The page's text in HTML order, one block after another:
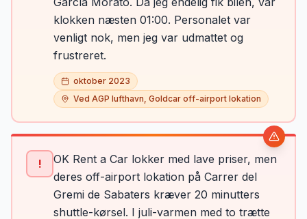
klokken næsten 01:00. Personalet var
venligt nok, men jeg var udmattet og
frustreret.
oktober 2023
Ved AGP lufthavn, Goldcar off-airport lokation
!
OK Rent a Car lokker med lave priser, men
deres off-airport lokation på Carrer del
Gremi de Sabaters kræver 20 minutters
shuttle-kørsel. I juli-varmen med to trætte